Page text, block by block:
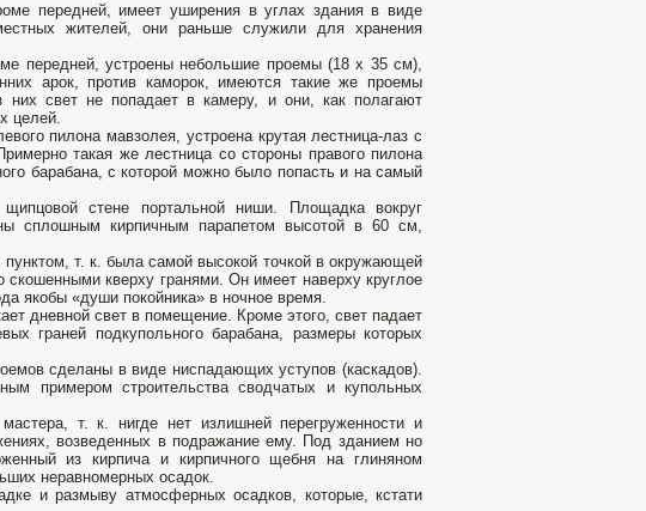
передней, имеет уширения в углах здания в виде
жителей, они раньше служили для хранения
передней, устроены небольшие проемы (18 х 35 см),
арок, против каморок, имеются такие же проемы
свет не попадает в камеру, и они, как полагают
целей.
пилона мавзолея, устроена крутая лестница-лаз с
такая же лестница со стороны правого пилона
барабана, с которой можно было попасть и на самый
стене портальной ниши. Площадка вокруг
сплошным кирпичным парапетом высотой в 60 см,
т. к. была самой высокой точкой в окружающей
скошенными кверху гранями. Он имеет наверху круглое
якобы «души покойника» в ночное время.
дневной свет в помещение. Кроме этого, свет падает
граней подкупольного барабана, размеры которых
сделаны в виде ниспадающих уступов (каскадов).
примером строительства сводчатых и купольных
т. к. нигде нет излишней перегруженности и
возведенных в подражание ему. Под зданием но
из кирпича и кирпичного щебня на глиняном
неравномерных осадок.
и размыву атмосферных осадков, которые, кстати